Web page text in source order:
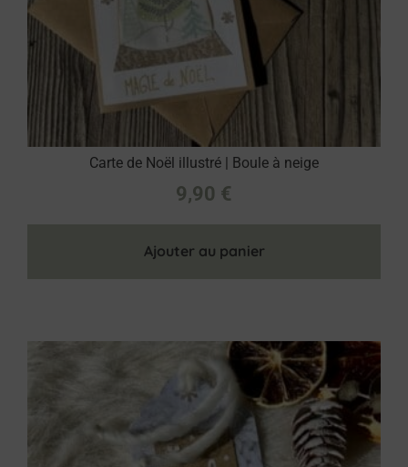
Carte de Noël illustré | Boule à neige
9,90 €
Ajouter au panier